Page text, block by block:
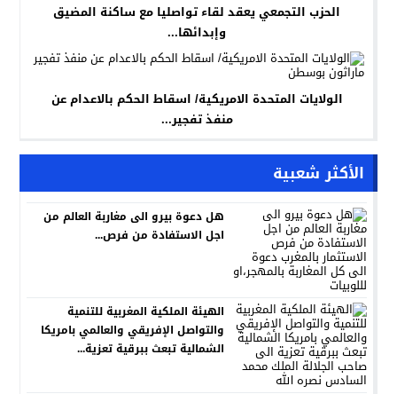
الحزب التجمعي يعقد لقاء تواصليا مع ساكنة المضيق
وإبدائها...
الولايات المتحدة الامريكية/ اسقاط الحكم بالاعدام عن
منفذ تفجير...
الأكثر شعبية
هل دعوة بيرو الى مغاربة العالم من
اجل الاستفادة من فرص...
الهيئة الملكية المغربية للتنمية
والتواصل الإفريقي والعالمي بامريكا
الشمالية تبعث ببرقية تعزية...